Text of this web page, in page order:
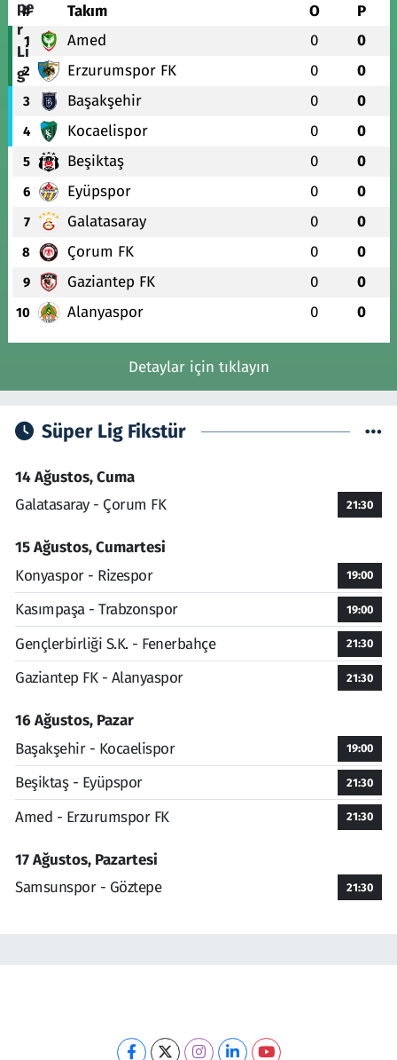
# Takım O P
1 Amed 0 0
2 Erzurumspor FK 0 0
3 Başakşehir 0 0
4 Kocaelispor 0 0
5 Beşiktaş 0 0
6 Eyüpspor 0 0
7 Galatasaray 0 0
8 Çorum FK 0 0
9 Gaziantep FK 0 0
10 Alanyaspor 0 0
Detaylar için tıklayın
Süper Lig Fikstür
14 Ağustos, Cuma
Galatasaray - Çorum FK
21:30
15 Ağustos, Cumartesi
Konyaspor - Rizespor
19:00
Kasımpaşa - Trabzonspor 19:00
Gençlerbirliği S.K. - Fenerbahçe 21:30
Gaziantep FK - Alanyaspor 21:30
16 Ağustos, Pazar
Başakşehir - Kocaelispor
19:00
Beşiktaş - Eyüpspor 21:30
Amed - Erzurumspor FK 21:30
17 Ağustos, Pazartesi
Samsunspor - Göztepe
21:30